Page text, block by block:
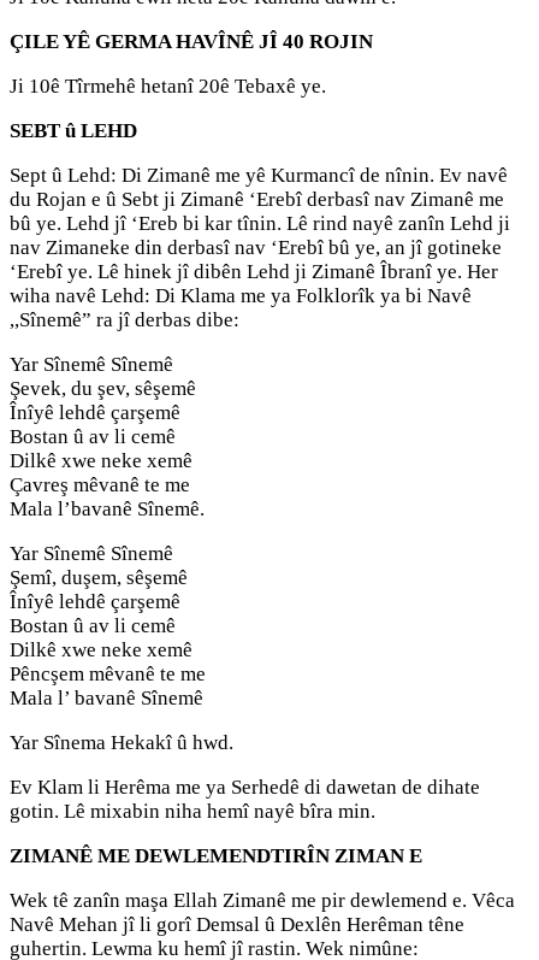
ÇILE YÊ GERMA HAVÎNÊ JÎ 40 ROJIN
Ji 10ê Tîrmehê hetanî 20ê Tebaxê ye.
SEBT û LEHD
Sept û Lehd: Di Zimanê me yê Kurmancî de nînin. Ev navê
du Rojan e û Sebt ji Zimanê ‘Erebî derbasî nav Zimanê me
bû ye. Lehd jî ‘Ereb bi kar tînin. Lê rind nayê zanîn Lehd ji
nav Zimaneke din derbasî nav ‘Erebî bû ye, an jî gotineke
‘Erebî ye. Lê hinek jî dibên Lehd ji Zimanê Îbranî ye. Her
wiha navê Lehd: Di Klama me ya Folklorîk ya bi Navê
,,Sînemê” ra jî derbas dibe:
Yar Sînemê Sînemê
Şevek, du şev, sêşemê
Înîyê lehdê çarşemê
Bostan û av li cemê
Dilkê xwe neke xemê
Çavreş mêvanê te me
Mala l’bavanê Sînemê.
Yar Sînemê Sînemê
Şemî, duşem, sêşemê
Înîyê lehdê çarşemê
Bostan û av li cemê
Dilkê xwe neke xemê
Pêncşem mêvanê te me
Mala l’ bavanê Sînemê
Yar Sînema Hekakî û hwd.
Ev Klam li Herêma me ya Serhedê di dawetan de dihate
gotin. Lê mixabin niha hemî nayê bîra min.
ZIMANÊ ME DEWLEMENDTIRÎN ZIMAN E
Wek tê zanîn maşa Ellah Zimanê me pir dewlemend e. Vêca
Navê Mehan jî li gorî Demsal û Dexlên Herêman têne
guhertin. Lewma ku hemî jî rastin. Wek nimûne: